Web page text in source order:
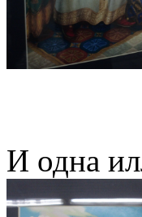
И одна